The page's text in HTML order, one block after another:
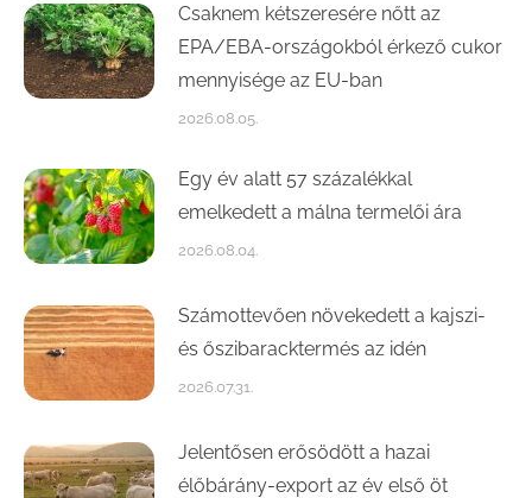
Csaknem kétszeresére nőtt az
EPA/EBA-országokból érkező cukor
mennyisége az EU-ban
2026.08.05.
Egy év alatt 57 százalékkal
emelkedett a málna termelői ára
2026.08.04.
Számottevően növekedett a kajszi-
és őszibaracktermés az idén
2026.07.31.
Jelentősen erősödött a hazai
élőbárány-export az év első öt